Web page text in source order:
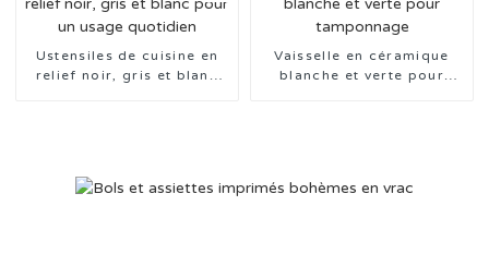
Ustensiles de cuisine en
relief noir, gris et blanc
Vaisselle en céramique
blanche et verte pour